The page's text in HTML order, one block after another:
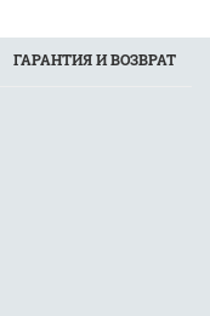
ГАРАНТИЯ И ВОЗВРАТ